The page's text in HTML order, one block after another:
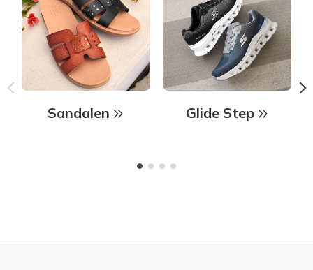
Sandalen Glide Step